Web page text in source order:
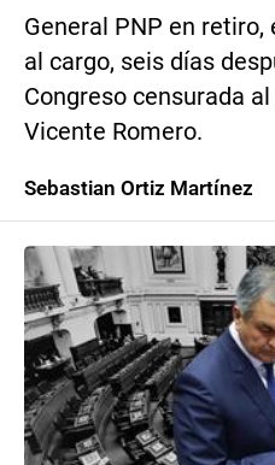
General PNP en
al cargo, seis días
Congreso censurada
Vicente Romero.
Sebastian Ortiz Martínez